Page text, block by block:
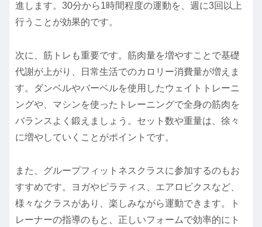
進します。30分から1時間程度の運動を、週に3回以上
行うことが効果的です。
次に、筋トレも重要です。筋肉量を増やすことで基礎
代謝が上がり、日常生活でのカロリー消費量が増えま
す。ダンベルやバーベルを使用したウェイトトレーニ
ングや、マシンを使ったトレーニングで全身の筋肉を
バランスよく鍛えましょう。セット数や重量は、徐々
に増やしていくことがポイントです。
また、グループフィットネスクラスに参加するのもお
すすめです。ヨガやピラティス、エアロビクスなど、
様々なクラスがあり、楽しみながら運動できます。ト
レーナーの指導のもと、正しいフォームで効率的にト